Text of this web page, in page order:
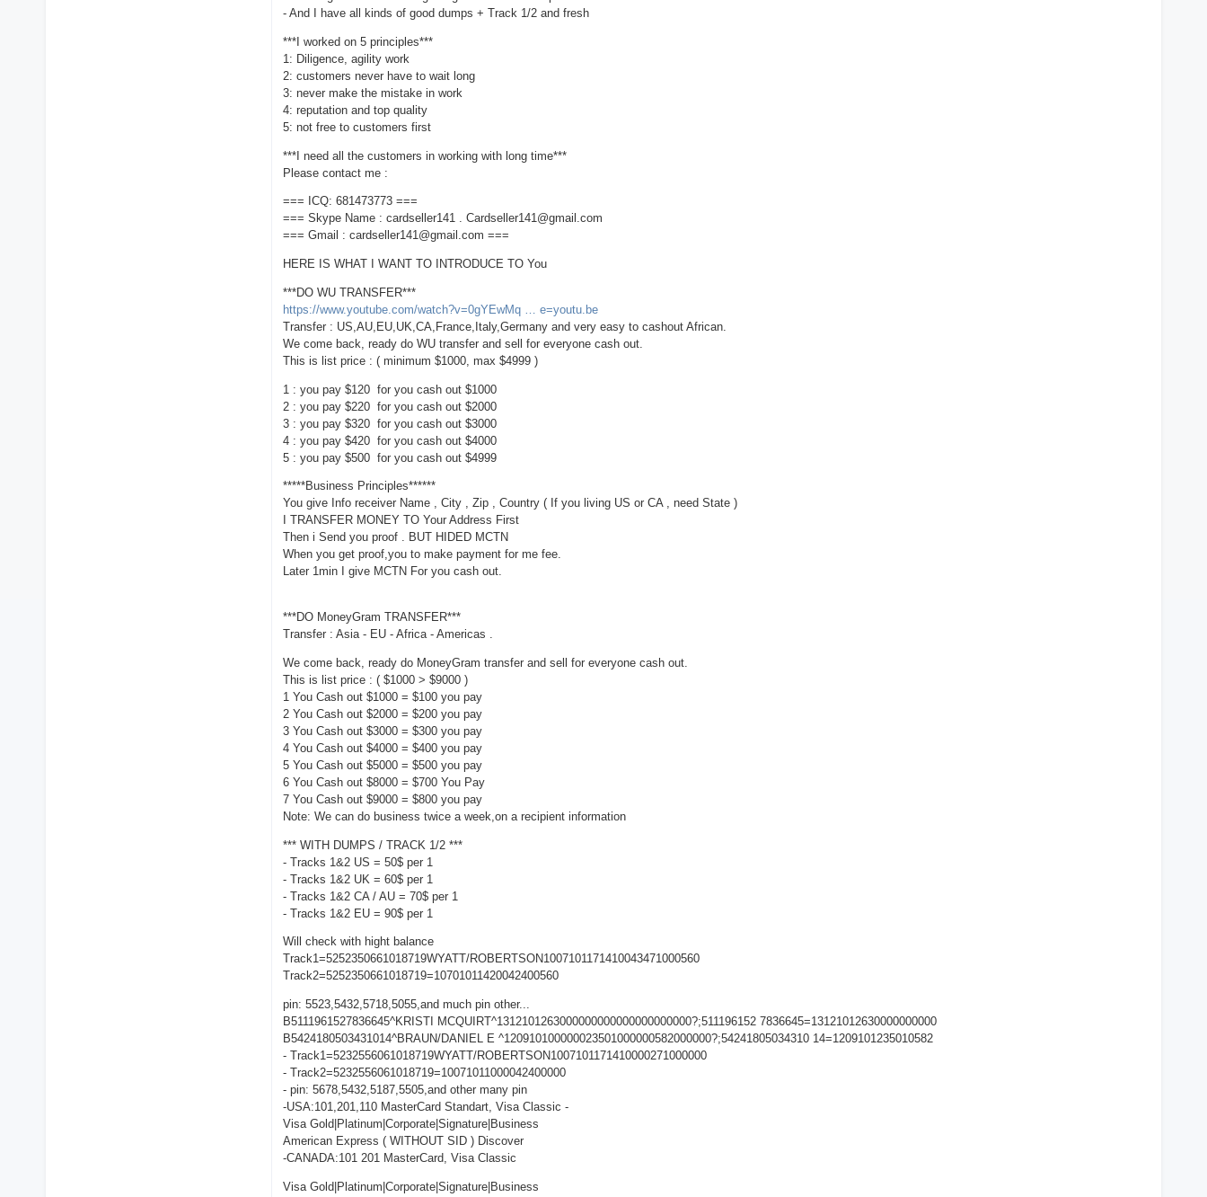
- And I have all kinds of good dumps + Track 1/2 and fresh
***I worked on 5 principles***
1: Diligence, agility work
2: customers never have to wait long
3: never make the mistake in work
4: reputation and top quality
5: not free to customers first
***I need all the customers in working with long time***
Please contact me :
=== ICQ: 681473773 ===
=== Skype Name : cardseller141 . Cardseller141@gmail.com
=== Gmail : cardseller141@gmail.com ===
HERE IS WHAT I WANT TO INTRODUCE TO You
***DO WU TRANSFER***
https://www.youtube.com/watch?v=0gYEwMq … e=youtu.be
Transfer : US,AU,EU,UK,CA,France,Italy,Germany and very easy to cashout African.
We come back, ready do WU transfer and sell for everyone cash out.
This is list price : ( minimum $1000, max $4999 )
1 : you pay $120 for you cash out $1000
2 : you pay $220 for you cash out $2000
3 : you pay $320 for you cash out $3000
4 : you pay $420 for you cash out $4000
5 : you pay $500 for you cash out $4999
*****Business Principles******
You give Info receiver Name , City , Zip , Country ( If you living US or CA , need State )
I TRANSFER MONEY TO Your Address First
Then i Send you proof . BUT HIDED MCTN
When you get proof,you to make payment for me fee.
Later 1min I give MCTN For you cash out.
***DO MoneyGram TRANSFER***
Transfer : Asia - EU - Africa - Americas .
We come back, ready do MoneyGram transfer and sell for everyone cash out.
This is list price : ( $1000 > $9000 )
1 You Cash out $1000 = $100 you pay
2 You Cash out $2000 = $200 you pay
3 You Cash out $3000 = $300 you pay
4 You Cash out $4000 = $400 you pay
5 You Cash out $5000 = $500 you pay
6 You Cash out $8000 = $700 You Pay
7 You Cash out $9000 = $800 you pay
Note: We can do business twice a week,on a recipient information
*** WITH DUMPS / TRACK 1/2 ***
- Tracks 1&2 US = 50$ per 1
- Tracks 1&2 UK = 60$ per 1
- Tracks 1&2 CA / AU = 70$ per 1
- Tracks 1&2 EU = 90$ per 1
Will check with hight balance
Track1=5252350661018719WYATT/ROBERTSON1007101171410043471000560
Track2=5252350661018719=10701011420042400560
pin: 5523,5432,5718,5055,and much pin other...
B5111961527836645^KRISTI MCQUIRT^1312101263000000000000000000000?;511196152 7836645=13121012630000000000
B5424180503431014^BRAUN/DANIEL E ^120910100000023501000000582000000?;54241805034310 14=1209101235010582
- Track1=5232556061018719WYATT/ROBERTSON1007101171410000271000000
- Track2=5232556061018719=10071011000042400000
- pin: 5678,5432,5187,5505,and other many pin
-USA:101,201,110 MasterCard Standart, Visa Classic -
Visa Gold|Platinum|Corporate|Signature|Business
American Express ( WITHOUT SID ) Discover
-CANADA:101 201 MasterCard, Visa Classic
Visa Gold|Platinum|Corporate|Signature|Business